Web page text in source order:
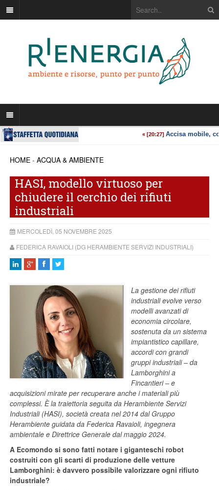
HOME - ACQUA & AMBIENTE
HASI, modello virtuoso per
chiudere il cerchio dei rifiuti
industriali
MERCOLEDÌ, 05 NOVEMBRE 2025
FEDERICA RAVAIOLI (DG HERAMBIENTE SERVIZI INDUSTRIALI)
La gestione dei rifiuti
industriali evolve verso
modelli avanzati di
economia circolare,
sostenuta da un sistema
impiantistico capillare,
accordi con grandi
gruppi industriali – da
Lamborghini a
Fincantieri – e
acquisizioni mirate per recuperare anche i materiali più
complessi. È la traiettoria seguita da Herambiente Servizi
Industriali (HASI), società creata nel 2014 dal Gruppo
Herambiente guidata da Federica Ravaioli, ingegnera
ambientale e Direttrice Generale dal maggio 2024.
A Ecomondo si sono fatti notare i giganteschi robot
costruiti con gli scarti di produzione delle vetture
Lamborghini: è davvero possibile valorizzare ogni rifiuto
industriale?